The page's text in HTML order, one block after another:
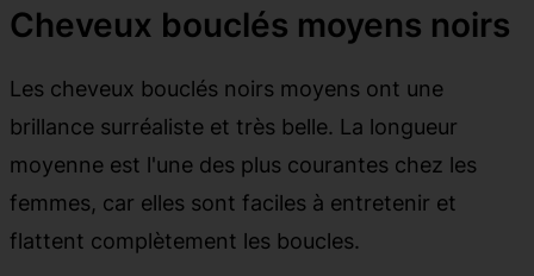
Cheveux bouclés moyens noirs
Les cheveux bouclés noirs moyens ont une
brillance surréaliste et très belle. La longueur
moyenne est l'une des plus courantes chez les
femmes, car elles sont faciles à entretenir et
flattent complètement les boucles.